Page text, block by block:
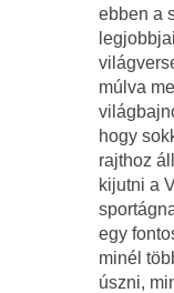
ebben a
múlva
hogy
rajthoz
kijutni a
egy
minél
úszni,